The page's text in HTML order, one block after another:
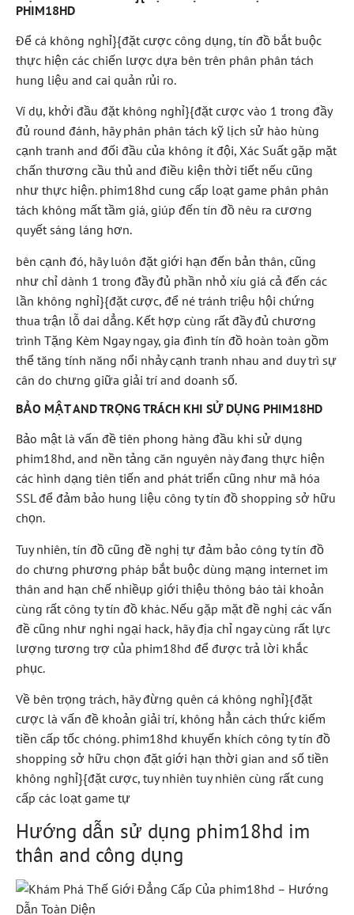
PHIM18HD
Để cá không nghỉ}{đặt cược công dụng, tín đồ bắt buộc
thực hiện các chiến lược dựa bên trên phân phân tách
hung liệu and cai quản rủi ro.
Ví dụ, khởi đầu đặt không nghỉ}{đặt cược vào 1 trong đầy
đủ round đánh, hãy phân phân tách kỹ lịch sử hào hùng
cạnh tranh and đối đầu của không ít đội, Xác Suất gặp mặt
chấn thương cầu thủ and điều kiện thời tiết nếu cũng
như thực hiện. phim18hd cung cấp loạt game phân phân
tách không mất tầm giá, giúp đến tín đồ nêu ra cương
quyết sáng láng hơn.
bên cạnh đó, hãy luôn đặt giới hạn đến bản thân, cũng
như chỉ dành 1 trong đầy đủ phần nhỏ xíu giá cả đến các
lần không nghỉ}{đặt cược, để né tránh triệu hội chứng
thua trận lỗ dai dẳng. Kết hợp cùng rất đầy đủ chương
trình Tặng Kèm Ngay ngay, gia đình tín đồ hoàn toàn gồm
thể tăng tính năng nổi nhảy cạnh tranh nhau and duy trì sự
cân do chưng giữa giải trí and doanh số.
BẢO MẬT AND TRỌNG TRÁCH KHI SỬ DỤNG PHIM18HD
Bảo mật là vấn đề tiên phong hàng đầu khi sử dụng
phim18hd, and nền tảng căn nguyên này đang thực hiện
các hình dạng tiên tiến and phát triển cũng như mã hóa
SSL để đảm bảo hung liệu công ty tín đồ shopping sở hữu
chọn.
Tuy nhiên, tín đồ cũng đề nghị tự đảm bảo công ty tín đồ
do chưng phương pháp bắt buộc dùng mạng internet im
thân and hạn chế nhiềụp giới thiệu thông báo tài khoản
cùng rất công ty tín đồ khác. Nếu gặp mặt đề nghị các vấn
đề cũng như nghi ngại hack, hãy địa chỉ ngay cùng rất lực
lượng tương trợ của phim18hd để được trả lời khắc
phục.
Về bên trọng trách, hãy đừng quên cá không nghỉ}{đặt
cược là vấn đề khoản giải trí, không hẳn cách thức kiếm
tiền cấp tốc chóng. phim18hd khuyến khích công ty tín đồ
shopping sở hữu chọn đặt giới hạn thời gian and số tiền
không nghỉ}{đặt cược, tuy nhiên tuy nhiên cùng rất cung
cấp các loạt game tự
Hướng dẫn sử dụng phim18hd im
thân and công dụng